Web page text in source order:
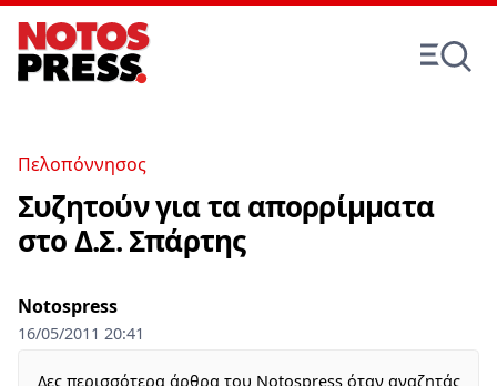
Πελοπόννησος
Συζητούν για τα απορρίμματα
στο Δ.Σ. Σπάρτης
Notospress
16/05/2011 20:41
Δες περισσότερα άρθρα του Notospress όταν αναζητάς